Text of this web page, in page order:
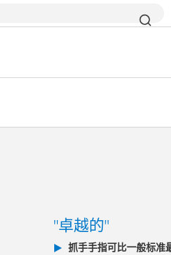
"卓越的"
抓手手指可比一般标准